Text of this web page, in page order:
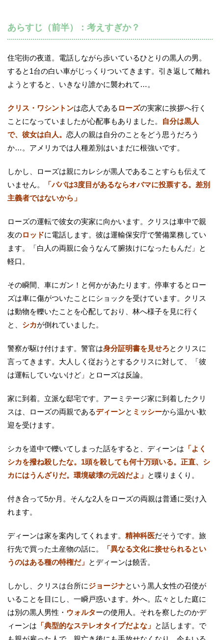
あらすじ（前半）：考えすぎか？
住宅街の夜道。電話しながら歩いているひとりの黒人の男。
すると1台の白い車がじっくりついてきます。引き返して離れ
ようとすると、いきなり誰かに襲われて…。
クリス・ワシントンは恋人である ローズの実家に挨拶へ行く
ことになっていましたが心配事もありました。
自分は黒人
で、彼女は白人。 恋人の親は自分のことをどう思うだろう
か…。アメリカでは人種差別はいまだに根強いです。
しかし、ローズは親にカレシが黒人であることすらも伝えて
いません。
「パパは3度目があるならオバマに投票する。差別
主義者ではないから」
ローズの運転で彼女の実家に向かいます。クリスは車中で親
友のロッドに電話します。彼は運輸保安庁で警備業務してい
ます。「白人の両親に会うなんて腑抜けになったもんだ」と
軽口。
その瞬間、車にガン！と何かがあたります。停車するとロー
ズは車に傷がついたことにショックを受けています。クリス
は動物を轢いたことを心配しており、林へ様子を見に行く
と、 シカが倒れていました。
警察が駆け付けます。警官は身分証明書を見せろとクリスに
言ってきます。大人しく従おうとするクリスに対して、「彼
は運転していないけど」とローズは反論。
家に到着。立派な邸宅です。アーミテージ家に到着したクリ
スは、ローズの両親であるディーンと ミッシーから温かい歓
迎を受けます。
シカを道中で轢いてしまった話をすると、ディーンは 「よく
シカを撥ね殺したな。1頭を殺しても何十万頭いる。正直、シ
カにはうんざりだ。環境破壊の元凶だよ」 と喋りまくり。
付き合って5か月。そんな2人をローズの両親は普通に受け入
れます。
ディーンは家を案内してくれます。 精神科医だそうです。旅
行先で買った土産物の話に。
「異なる文化に接せられるとい
うのはある種の特権だ」 とディーンは饒舌。
しかし、クリスは台所にジョージナという黒人女性の召使が
いることを目にし、一瞬戸惑います。外へ。広々とした庭に
は別の黒人男性・ ウォルターの使用人。それを察したのかデ
ィーンは 「典型的なステレオタイプだよな」 と話します。で